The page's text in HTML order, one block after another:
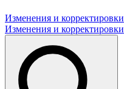
Изменения и корректировки
Изменения и корректировки